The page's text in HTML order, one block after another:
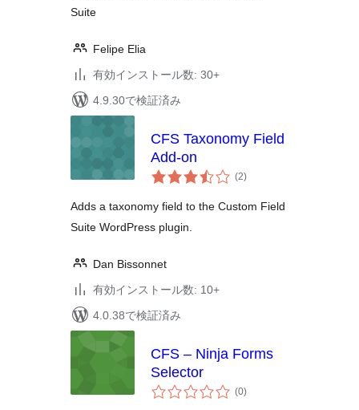
Suite
Felipe Elia
有効インストール数: 30+
4.9.30で検証済み
CFS Taxonomy Field
Add-on
(2個
の)
Adds a taxonomy field to the Custom Field
Suite WordPress plugin.
Dan Bissonnet
有効インストール数: 10+
4.0.38で検証済み
CFS – Ninja Forms
Selector
(0個
の)